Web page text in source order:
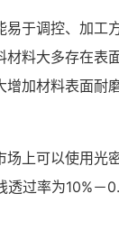
于调控、加工
料大多存在表
加材料表面耐
上可以使用光
过率为10%－